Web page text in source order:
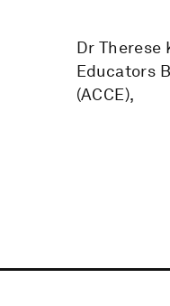
Dr Therese
Educators
(ACCE),